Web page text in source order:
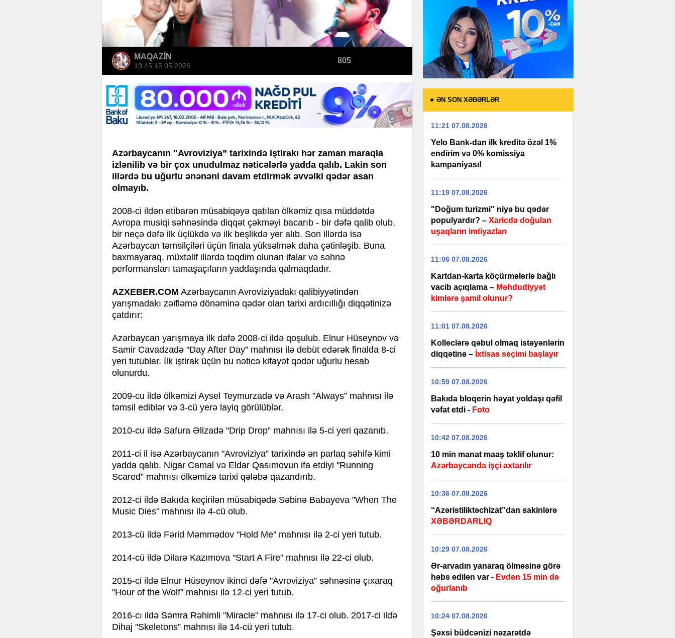
MAQAZİN
13:45 15.05.2026
805
Azərbaycanın "Avroviziya” tarixində iştirakı hər zaman maraqla
izlənilib və bir çox unudulmaz nəticələrlə yadda qalıb. Lakin son
illərdə bu uğurlu ənənəni davam etdirmək əvvəlki qədər asan
olmayıb.
2008-ci ildən etibarən müsabiqəyə qatılan ölkəmiz qısa müddətdə
Avropa musiqi səhnəsində diqqət çəkməyi bacarıb - bir dəfə qalib olub,
bir neçə dəfə ilk üçlükdə və ilk beşlikdə yer alıb. Son illərdə isə
Azərbaycan təmsilçiləri üçün finala yüksəlmək daha çətinləşib. Buna
baxmayaraq, müxtəlif illərdə təqdim olunan ifalar və səhnə
performansları tamaşaçıların yaddaşında qalmaqdadır.
AZXEBER.COM Azərbaycanın Avroviziyadakı qalibiyyətindən
yarışmadakı zəifləmə dönəminə qədər olan tarixi ardıcıllığı diqqətinizə
çatdırır:
Azərbaycan yarışmaya ilk dəfə 2008-ci ildə qoşulub. Elnur Hüseynov və
Samir Cavadzadə "Day After Day” mahnısı ilə debüt edərək finalda 8-ci
yeri tutublar. İlk iştirak üçün bu nəticə kifayət qədər uğurlu hesab
olunurdu.
2009-cu ildə ölkəmizi Aysel Teymurzadə və Arash "Always” mahnısı ilə
təmsil ediblər və 3-cü yerə layiq görülüblər.
2010-cu ildə Safura Əlizadə "Drip Drop” mahnısı ilə 5-ci yeri qazanıb.
2011-ci il isə Azərbaycanın "Avroviziya” tarixində ən parlaq səhifə kimi
yadda qalıb. Nigar Camal və Eldar Qasımovun ifa etdiyi "Running
Scared” mahnısı ölkəmizə tarixi qələbə qazandırıb.
2012-ci ildə Bakıda keçirilən müsabiqədə Səbinə Babayeva "When The
Music Dies” mahnısı ilə 4-cü olub.
2013-cü ildə Fərid Məmmədov "Hold Me” mahnısı ilə 2-ci yeri tutub.
2014-cü ildə Dilarə Kazımova "Start A Fire” mahnısı ilə 22-ci olub.
2015-ci ildə Elnur Hüseynov ikinci dəfə "Avroviziya” səhnəsinə çıxaraq
"Hour of the Wolf” mahnısı ilə 12-ci yeri tutub.
2016-cı ildə Səmra Rəhimli "Miracle” mahnısı ilə 17-ci olub. 2017-ci ildə
Dihaj "Skeletons” mahnısı ilə 14-cü yeri tutub.
ƏN SON XƏBƏRLƏR
11:21 07.08.2026
Yelo Bank-dan ilk kreditə özəl 1%
endirim və 0% komissiya
kampaniyası!
11:19 07.08.2026
"Doğum turizmi" niyə bu qədər
populyardır? – Xaricdə doğulan
uşaqların imtiyazları
11:06 07.08.2026
Kartdan-karta köçürmələrlə bağlı
vacib açıqlama – Məhdudiyyət
kimlərə şamil olunur?
11:01 07.08.2026
Kolleclərə qəbul olmaq istəyənlərin
diqqətinə – İxtisas seçimi başlayır
10:59 07.08.2026
Bakıda bloqerin həyat yoldaşı qəfil
vəfat etdi - Foto
10:42 07.08.2026
10 min manat maaş təklif olunur:
Azərbaycanda işçi axtarılır
10:36 07.08.2026
“Azəristiliktəchizat”dan sakinlərə
XƏBƏRDARLIQ
10:29 07.08.2026
Ər-arvadın yanaraq ölməsinə görə
həbs edilən var - Evdən 15 min də
oğurlanıb
10:24 07.08.2026
Şəxsi büdcənizi nəzarətdə